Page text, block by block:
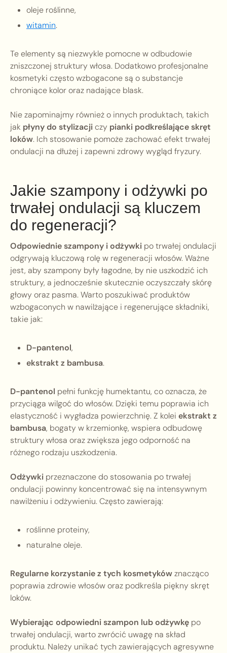
oleje roślinne,
witamin.
Te elementy są niezwykle pomocne w odbudowie
zniszczonej struktury włosa. Dodatkowo profesjonalne
kosmetyki często wzbogacone są o substancje
chroniące kolor oraz nadające blask.
Nie zapominajmy również o innych produktach, takich
jak płyny do stylizacjiczy pianki podkreślające skręt
loków. Ich stosowanie pomoże zachować efekt trwałej
ondulacji na dłużej i zapewni zdrowy wygląd fryzury.
Jakie szampony i odżywki po
trwałej ondulacji są kluczem
do regeneracji?
Odpowiednie szampony i odżywki po trwałej ondulacji
odgrywają kluczową rolę w regeneracji włosów. Ważne
jest, aby szampony były łagodne, by nie uszkodzić ich
struktury, a jednocześnie skutecznie oczyszczały skórę
głowy oraz pasma. Warto poszukiwać produktów
wzbogaconych w nawilżające i regenerujące składniki,
takie jak:
D-pantenol,
ekstrakt z bambusa.
D-pantenol pełni funkcję humektantu, co oznacza, że
przyciąga wilgoć do włosów. Dzięki temu poprawia ich
elastyczność i wygładza powierzchnię. Z kolei ekstrakt z
bambusa, bogaty w krzemionkę, wspiera odbudowę
struktury włosa oraz zwiększa jego odporność na
różnego rodzaju uszkodzenia.
Odżywki przeznaczone do stosowania po trwałej
ondulacji powinny koncentrować się na intensywnym
nawilżeniu i odżywieniu. Często zawierają:
roślinne proteiny,
naturalne oleje.
Regularne korzystanie z tych kosmetykówznacząco
poprawia zdrowie włosów oraz podkreśla piękny skręt
loków.
Wybierając odpowiedni szampon lub odżywkę po
trwałej ondulacji, warto zwrócić uwagę na skład
produktu. Należy unikać tych zawierających agresywne